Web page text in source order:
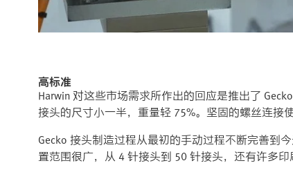
高标准
Harwin 对这些市场需求所作出的回应是推出了
接头的尺寸小一半，重量轻 75%。坚固的螺丝连接
Gecko 接头制造过程从最初的手动过程不断完善到
置范围很广，从 4 针接头到 50 针接头，还有许多印